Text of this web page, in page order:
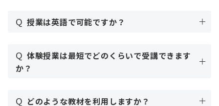
Q 授業は英語で可能ですか？
Q 体験授業は最短でどのくらいで受講できます
か？
Q どのような教材を利用しますか？